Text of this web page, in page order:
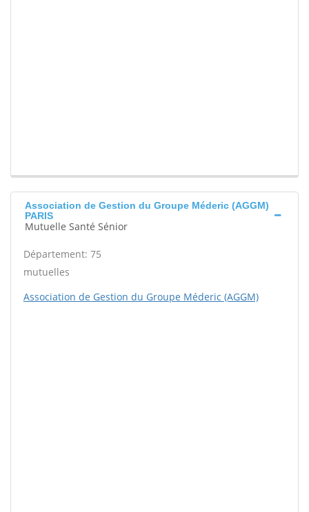
Association de Gestion du Groupe Méderic (AGGM)
PARIS
Mutuelle Santé Sénior
Département: 75
mutuelles
Association de Gestion du Groupe Méderic (AGGM)